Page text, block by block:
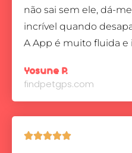
não sai sem ele, dá-
incrível quando
A App é muito fluida e
Yosune P.
findpetgps.com
